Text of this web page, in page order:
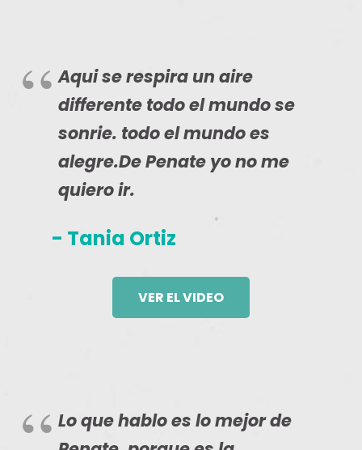
Aqui se respira un aire
differente todo el mundo se
sonrie. todo el mundo es
alegre.De Penate yo no me
quiero ir.
- Tania Ortiz
VER EL VIDEO
Lo que hablo es lo mejor de